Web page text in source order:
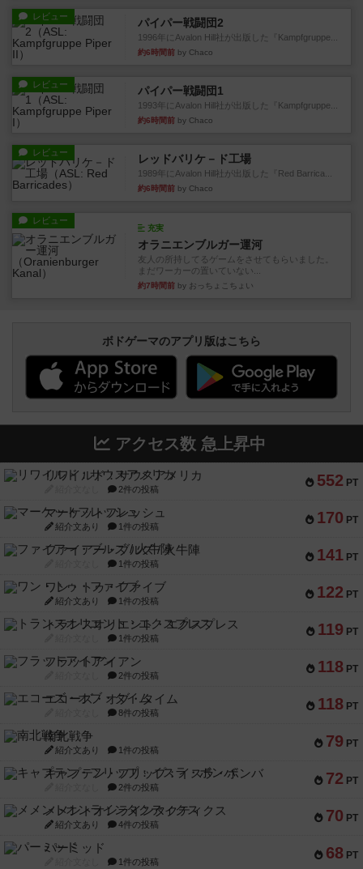
レビュー パイパー戦闘団2
1996年にAvalon Hill社が出版した『Kampfgruppe...
約6時間前 by Chaco
レビュー パイパー戦闘団1
1993年にAvalon Hill社が出版した『Kampfgruppe...
約6時間前 by Chaco
レビュー レッドバリケ－ド工場
1989年にAvalon Hill社が出版した『Red Barrica...
約6時間前 by Chaco
レビュー
充実
オラニエンブルガー運河
友人の所持してるゲームをさせてもらいました。
まだワーカーの置いていない...
約7時間前 by おっちょこちょい
ボドゲーマのアプリ版はこちら
アクセス数 急上昇中
552 PT
リワイルド：サウスアメリカ
2件の投稿
170 PT
マーケットフレッシュ
紹介文あり 1件の投稿
141 PT
ファイアー・ブルズ / 火牛陣
1件の投稿
122 PT
ワン・トゥ・ファイブ
紹介文あり 1件の投稿
119 PT
トランスオリエント・エクスプレス
1件の投稿
118 PT
フラットアイアン
2件の投稿
118 PT
エコーズ・オブ・タイム
8件の投稿
79 PT
南北戦争
紹介文あり 1件の投稿
72 PT
キャプテン・フリップ：イスラ・ボンバ
2件の投稿
70 PT
メメントオンラインタクティクス
紹介文あり 4件の投稿
68 PT
パーミッド
1件の投稿